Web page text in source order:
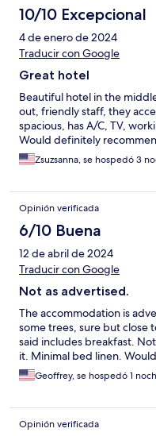
10/10 Excepcional
4 de enero de 2024
Traducir con Google
Great hotel
Beautiful hotel in the
out, friendly staff, they
spacious, has A/C, TV,
Would definitely
Zsuzsanna, se hospedó 3
Opinión verificada
6/10 Buena
12 de abril de 2024
Traducir con Google
Not as advertised.
The accommodation is
some trees, sure but close
said includes breakfast.
it. Minimal bed linen.
Geoffrey, se hospedó 1
Opinión verificada